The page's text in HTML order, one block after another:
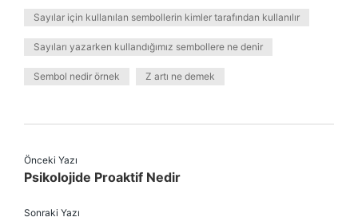
Sayılar için kullanılan sembollerin kimler tarafından kullanılır
Sayıları yazarken kullandığımız sembollere ne denir
Sembol nedir örnek Z artı ne demek
Önceki Yazı
Psikolojide Proaktif Nedir
Sonraki Yazı